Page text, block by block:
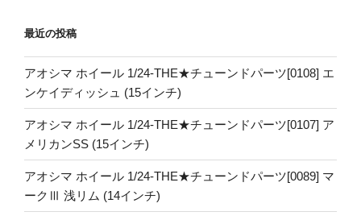
最近の投稿
アオシマ ホイール 1/24-THE★チューンドパーツ[0108] エ
ンケイディッシュ (15インチ)
アオシマ ホイール 1/24-THE★チューンドパーツ[0107] ア
メリカンSS (15インチ)
アオシマ ホイール 1/24-THE★チューンドパーツ[0089] マ
ークⅢ 浅リム (14インチ)